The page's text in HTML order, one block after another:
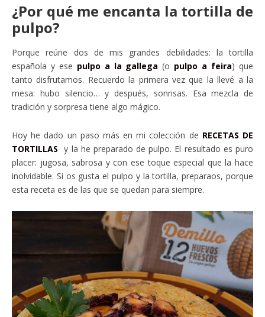
¿Por qué me encanta la tortilla de
pulpo?
Porque reúne dos de mis grandes debilidades: la tortilla
española y ese pulpo a la gallega (o pulpo a feira) que
tanto disfrutamos. Recuerdo la primera vez que la llevé a la
mesa: hubo silencio… y después, sonrisas. Esa mezcla de
tradición y sorpresa tiene algo mágico.
Hoy he dado un paso más en mi colección de RECETAS DE
TORTILLAS y la he preparado de pulpo. El resultado es puro
placer: jugosa, sabrosa y con ese toque especial que la hace
inolvidable. Si os gusta el pulpo y la tortilla, preparaos, porque
esta receta es de las que se quedan para siempre.